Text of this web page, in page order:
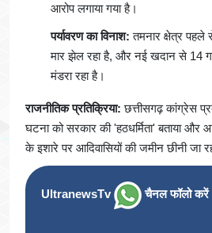
आरोप लगाया गया है।
पर्यावरण का विनाश: तमनार क्षेत्र पहले
मार झेल रहा है, और नई खदान से 14
मंडरा रहा है।
राजनीतिक प्रतिक्रिया: छत्तीसगढ़ कांग्रेस
घटना को सरकार की 'हठधर्मिता' बताया और
के इशारे पर आदिवासियों की जमीन छीनी जा
UltranewsTv चैनल फॉलो